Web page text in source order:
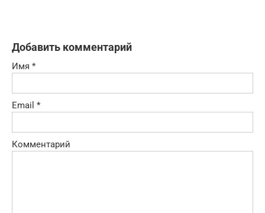
Добавить комментарий
Имя *
Email *
Комментарий